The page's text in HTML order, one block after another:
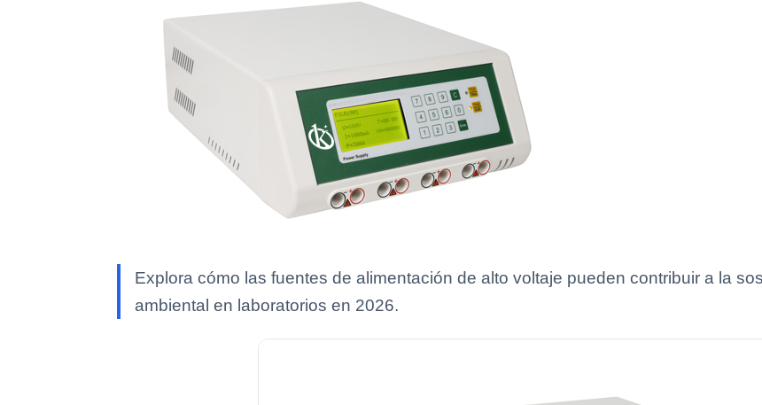
Explora cómo las fuentes de alimentación de alto voltaje pueden contribuir a la
ambiental en laboratorios en 2026.